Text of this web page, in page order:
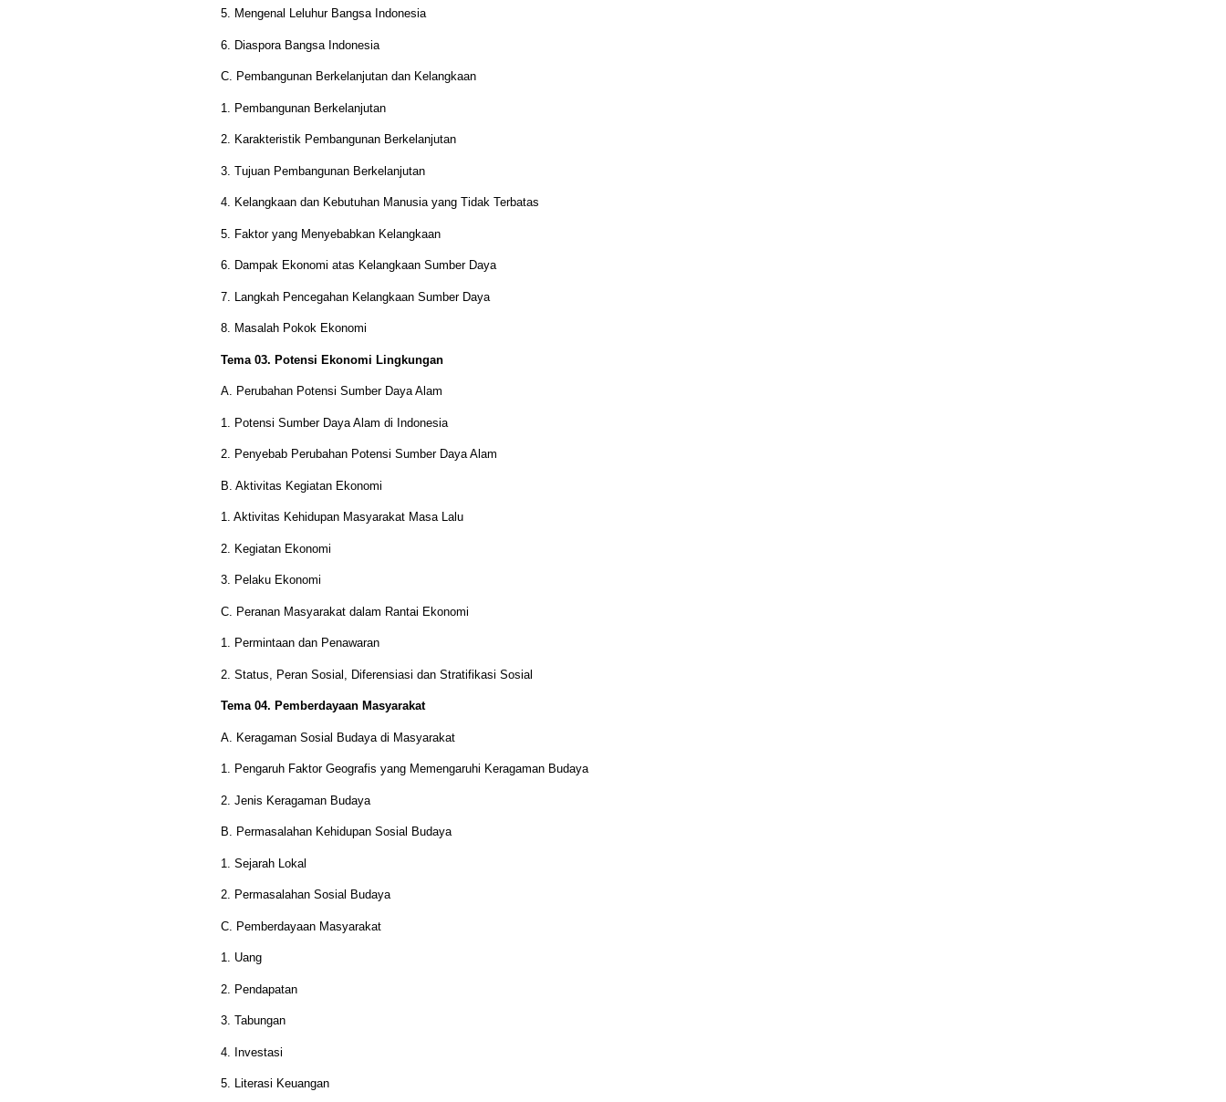
5. Mengenal Leluhur Bangsa Indonesia
6. Diaspora Bangsa Indonesia
C. Pembangunan Berkelanjutan dan Kelangkaan
1. Pembangunan Berkelanjutan
2. Karakteristik Pembangunan Berkelanjutan
3. Tujuan Pembangunan Berkelanjutan
4. Kelangkaan dan Kebutuhan Manusia yang Tidak Terbatas
5. Faktor yang Menyebabkan Kelangkaan
6. Dampak Ekonomi atas Kelangkaan Sumber Daya
7. Langkah Pencegahan Kelangkaan Sumber Daya
8. Masalah Pokok Ekonomi
Tema 03. Potensi Ekonomi Lingkungan
A. Perubahan Potensi Sumber Daya Alam
1. Potensi Sumber Daya Alam di Indonesia
2. Penyebab Perubahan Potensi Sumber Daya Alam
B. Aktivitas Kegiatan Ekonomi
1. Aktivitas Kehidupan Masyarakat Masa Lalu
2. Kegiatan Ekonomi
3. Pelaku Ekonomi
C. Peranan Masyarakat dalam Rantai Ekonomi
1. Permintaan dan Penawaran
2. Status, Peran Sosial, Diferensiasi dan Stratifikasi Sosial
Tema 04. Pemberdayaan Masyarakat
A. Keragaman Sosial Budaya di Masyarakat
1. Pengaruh Faktor Geografis yang Memengaruhi Keragaman Budaya
2. Jenis Keragaman Budaya
B. Permasalahan Kehidupan Sosial Budaya
1. Sejarah Lokal
2. Permasalahan Sosial Budaya
C. Pemberdayaan Masyarakat
1. Uang
2. Pendapatan
3. Tabungan
4. Investasi
5. Literasi Keuangan